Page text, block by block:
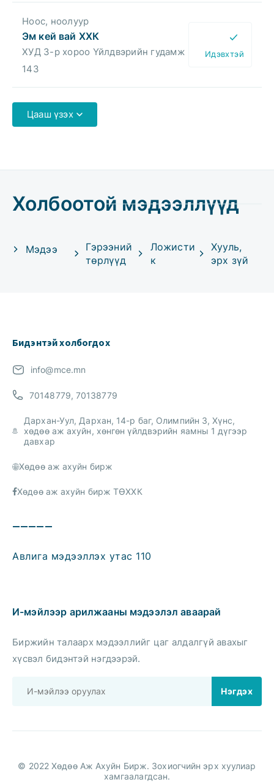
Ноос, ноолуур
Эм кей вай ХХК
ХУД 3-р хороо Үйлдвэрийн гудамж
143
Идэвхтэй
Цааш үзэх
Холбоотой мэдээллүүд
Мэдээ
Гэрээний
төрлүүд
Ложисти
к
Хууль,
эрх зүй
Бидэнтэй холбогдох
info@mce.mn
70148779, 70138779
Дархан-Уул, Дархан, 14-р баг, Олимпийн 3, Хүнс,
хөдөө аж ахуйн, хөнгөн үйлдвэрийн яамны 1 дүгээр
давхар
Хөдөө аж ахуйн бирж
Хөдөө аж ахуйн бирж ТӨХХК
—————
Авлига мэдээллэх утас 110
И-мэйлээр арилжааны мэдээлэл аваарай
Биржийн талаарх мэдээллийг цаг алдалгүй авахыг
хүсвэл бидэнтэй нэгдээрэй.
© 2022 Хөдөө Аж Ахуйн Бирж. Зохиогчийн эрх хуулиар
хамгаалагдсан.